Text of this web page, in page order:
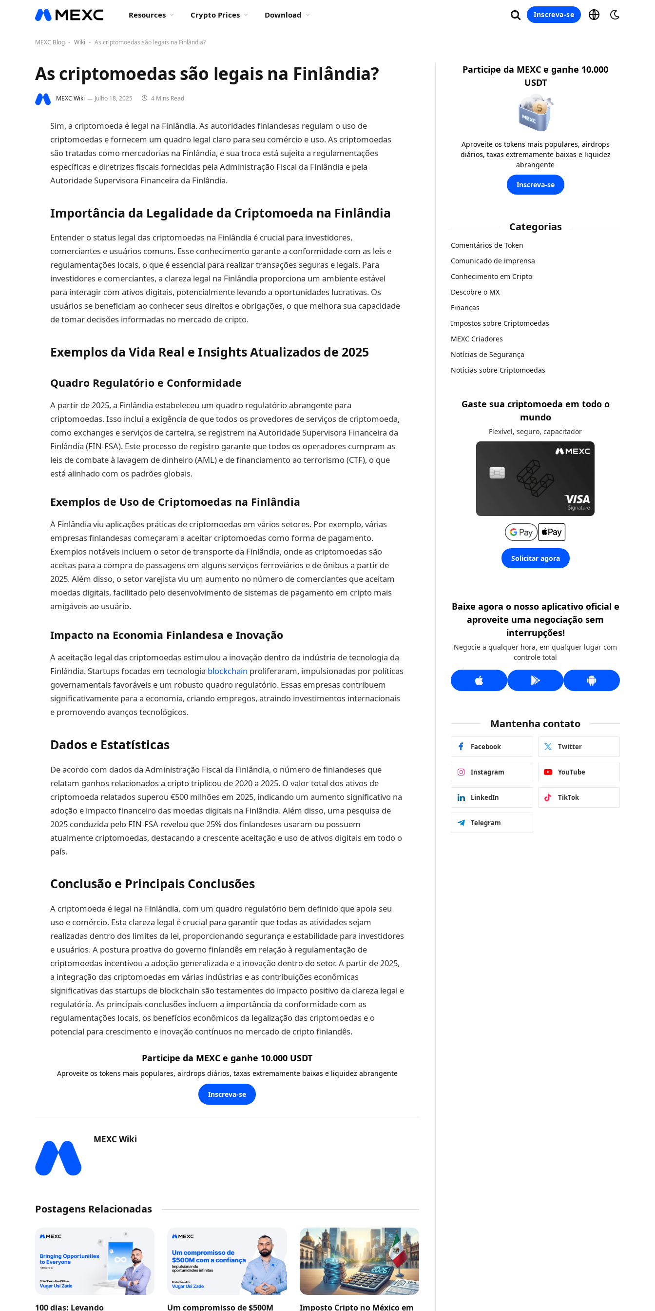
Resources Crypto Prices Download Inscreva-se
MEXC Blog - Wiki - As criptomoedas são legais na Finlândia?
As criptomoedas são legais na Finlândia?
MEXC Wiki Julho 18, 2025 4 Mins Read
Sim, a criptomoeda é legal na Finlândia. As autoridades finlandesas regulam o uso de
criptomoedas e fornecem um quadro legal claro para seu comércio e uso. As criptomoedas
são tratadas como mercadorias na Finlândia, e sua troca está sujeita a regulamentações
específicas e diretrizes fiscais fornecidas pela Administração Fiscal da Finlândia e pela
Autoridade Supervisora Financeira da Finlândia.
Importância da Legalidade da Criptomoeda na Finlândia
Entender o status legal das criptomoedas na Finlândia é crucial para investidores,
comerciantes e usuários comuns. Esse conhecimento garante a conformidade com as leis e
regulamentações locais, o que é essencial para realizar transações seguras e legais. Para
investidores e comerciantes, a clareza legal na Finlândia proporciona um ambiente estável
para interagir com ativos digitais, potencialmente levando a oportunidades lucrativas. Os
usuários se beneficiam ao conhecer seus direitos e obrigações, o que melhora sua capacidade
de tomar decisões informadas no mercado de cripto.
Exemplos da Vida Real e Insights Atualizados de 2025
Quadro Regulatório e Conformidade
A partir de 2025, a Finlândia estabeleceu um quadro regulatório abrangente para
criptomoedas. Isso inclui a exigência de que todos os provedores de serviços de criptomoeda,
como exchanges e serviços de carteira, se registrem na Autoridade Supervisora Financeira da
Finlândia (FIN-FSA). Este processo de registro garante que todos os operadores cumpram as
leis de combate à lavagem de dinheiro (AML) e de financiamento ao terrorismo (CTF), o que
está alinhado com os padrões globais.
Exemplos de Uso de Criptomoedas na Finlândia
A Finlândia viu aplicações práticas de criptomoedas em vários setores. Por exemplo, várias
empresas finlandesas começaram a aceitar criptomoedas como forma de pagamento.
Exemplos notáveis incluem o setor de transporte da Finlândia, onde as criptomoedas são
aceitas para a compra de passagens em alguns serviços ferroviários e de ônibus a partir de
2025. Além disso, o setor varejista viu um aumento no número de comerciantes que aceitam
moedas digitais, facilitado pelo desenvolvimento de sistemas de pagamento em cripto mais
amigáveis ao usuário.
Impacto na Economia Finlandesa e Inovação
A aceitação legal das criptomoedas estimulou a inovação dentro da indústria de tecnologia da
Finlândia. Startups focadas em tecnologia blockchain proliferaram, impulsionadas por políticas
governamentais favoráveis e um robusto quadro regulatório. Essas empresas contribuem
significativamente para a economia, criando empregos, atraindo investimentos internacionais
e promovendo avanços tecnológicos.
Dados e Estatísticas
De acordo com dados da Administração Fiscal da Finlândia, o número de finlandeses que
relatam ganhos relacionados a cripto triplicou de 2020 a 2025. O valor total dos ativos de
criptomoeda relatados superou €500 milhões em 2025, indicando um aumento significativo na
adoção e impacto financeiro das moedas digitais na Finlândia. Além disso, uma pesquisa de
2025 conduzida pelo FIN-FSA revelou que 25% dos finlandeses usaram ou possuem
atualmente criptomoedas, destacando a crescente aceitação e uso de ativos digitais em todo o
país.
Conclusão e Principais Conclusões
A criptomoeda é legal na Finlândia, com um quadro regulatório bem definido que apoia seu
uso e comércio. Esta clareza legal é crucial para garantir que todas as atividades sejam
realizadas dentro dos limites da lei, proporcionando segurança e estabilidade para investidores
e usuários. A postura proativa do governo finlandês em relação à regulamentação de
criptomoedas incentivou a adoção generalizada e a inovação dentro do setor. A partir de 2025,
a integração das criptomoedas em várias indústrias e as contribuições econômicas
significativas das startups de blockchain são testamentes do impacto positivo da clareza legal e
regulatória. As principais conclusões incluem a importância da conformidade com as
regulamentações locais, os benefícios econômicos da legalização das criptomoedas e o
potencial para crescimento e inovação contínuos no mercado de cripto finlandês.
Participe da MEXC e ganhe 10.000 USDT
Aproveite os tokens mais populares, airdrops diários, taxas extremamente baixas e liquidez abrangente
Inscreva-se
MEXC Wiki
Postagens Relacionadas
100 dias: Levando Um compromisso de $500M Imposto Cripto no México em
Participe da MEXC e ganhe 10.000
USDT
Aproveite os tokens mais populares, airdrops
diários, taxas extremamente baixas e liquidez
abrangente
Inscreva-se
Categorias
Comentários de Token
Comunicado de imprensa
Conhecimento em Cripto
Descobre o MX
Finanças
Impostos sobre Criptomoedas
MEXC Criadores
Notícias de Segurança
Notícias sobre Criptomoedas
Gaste sua criptomoeda em todo o
mundo
Flexível, seguro, capacitador
Solicitar agora
Baixe agora o nosso aplicativo oficial e
aproveite uma negociação sem
interrupções!
Negocie a qualquer hora, em qualquer lugar com
controle total
Mantenha contato
Facebook Twitter
Instagram YouTube
LinkedIn TikTok
Telegram